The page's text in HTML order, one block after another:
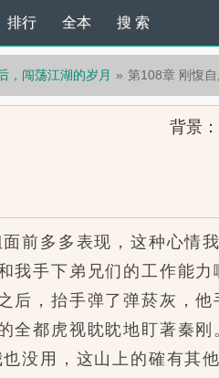
排行 全本 搜 索
，闯荡江湖的岁月 第108章 刚愎自
背景：
多多表现，这种心情我
我手下弟兄们的工作能力
，抬手弹了弹菸灰，他
全都虎视眈眈地盯著秦刚
用，这山上的確有其他